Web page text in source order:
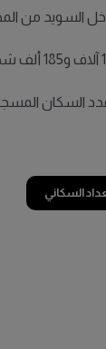
السويد من
المسجلين
السكاني